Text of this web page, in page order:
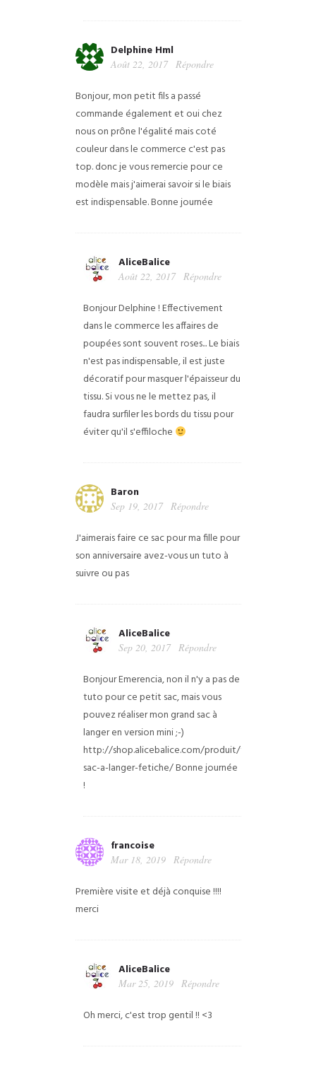
Delphine Hml
Août 22, 2017 Répondre
Bonjour,mon petit fils a passé
commande également et oui chez
nous on prône l'égalité mais coté
couleur dans le commerce c'est pas
top.donc je vous remercie pour ce
modèle mais j'aimerai savoir si le biais
est indispensable.Bonne journée
AliceBalice
Août 22, 2017 Répondre
Bonjour Delphine ! Effectivement
dans le commerce les affaires de
poupées sont souvent roses... Le biais
n'est pas indispensable, il est juste
décoratif pour masquer l'épaisseur du
tissu. Si vous ne le mettez pas, il
faudra surfiler les bords du tissu pour
éviter qu'il s'effiloche
Baron
Sep 19, 2017 Répondre
J'aimerais faire ce sac pour ma fille pour
son anniversaire avez-vous un tuto à
suivre ou pas
AliceBalice
Sep 20, 2017 Répondre
Bonjour Emerencia, non il n'y a pas de
tuto pour ce petit sac, mais vous
pouvez réaliser mon grand sac à
langer en version mini ;-)
http://shop.alicebalice.com/produit/tutoriel-
sac-a-langer-fetiche/ Bonne journée
!
francoise
Mar 18, 2019 Répondre
Première visite et déjà conquise !!!!
merci
AliceBalice
Mar 25, 2019 Répondre
Oh merci, c'est trop gentil !! <3